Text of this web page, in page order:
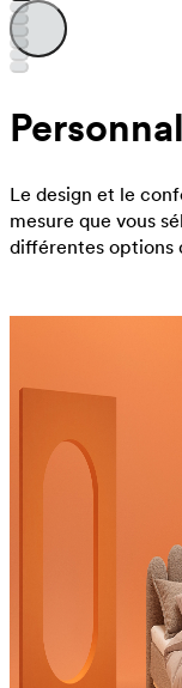
Le design et le
mesure que vous
différentes options